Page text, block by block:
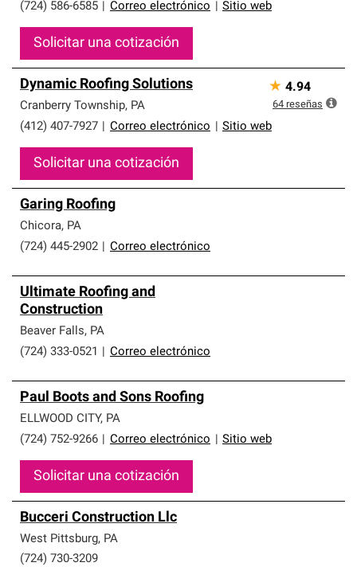
(724) 586-6585
Correo electrónico Sitio web
Solicitar una cotización
Dynamic Roofing Solutions
Cranberry Township, PA
(412) 407-7927
Correo electrónico Sitio web
Solicitar una cotización
★ 4.94
64 reseñas
Garing Roofing
Chicora, PA
(724) 445-2902
Correo electrónico
Ultimate Roofing and
Construction
Beaver Falls, PA
(724) 333-0521
Correo electrónico
Paul Boots and Sons Roofing
ELLWOOD CITY, PA
(724) 752-9266
Correo electrónico Sitio web
Solicitar una cotización
Bucceri Construction Llc
West Pittsburg, PA
(724) 730-3209